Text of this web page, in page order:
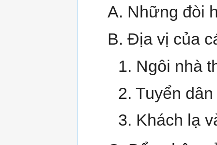
A. Những đòi
B. Địa vị của
1. Ngôi nhà
2. Tuyển
3. Khách lạ